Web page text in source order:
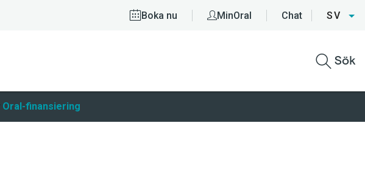
Boka nu MinOral Chat SV
Sök
Oral-finansiering